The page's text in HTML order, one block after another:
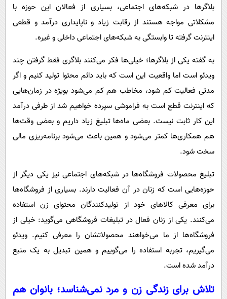
بلاگرها در شبکه‌های اجتماعی، بسیاری از فعالان این حوزه با
مشکلاتی مواجه هستند از رقابت زیاد و ناپایداری درآمد و قطعی
اینترنت گرفته تا وابستگی به شبکه‌های اجتماعی داخلی و غیره.
به گفته یکی از بلاگرها؛ خیلی‌ها فکر می‌کنند بلاگری فقط گرفتن چند
ویدئو است اما واقعیت این است که باید دائم محتوا تولید کنیم و اگر
مدتی فعالیت کم شود، مخاطب هم کم می‌شود بویژه در زمان‌هایی
که اینترنت قطع است به فراموشی سپرده خواهیم شد از طرفی درآمد
این کار ثابت نیست. بعضی ماه‌ها تبلیغ زیاد داریم و بعضی وقت‌ها
هم همکاری‌ها کمتر می‌شود و همین باعث می‌شود برنامه‌ریزی مالی
سخت شود.
تبلیغ محصولات فروشگاه‌ها در شبکه‌های اجتماعی نیز یکی دیگر از
حوزه‌هایی است که زنان در آن فعالیت دارند. بسیاری از فروشگاه‌ها
برای معرفی کالاهای خود از تولیدکنندگان محتوای زن استفاده
می‌کنند. یکی از زنان فعال در تبلیغات فروشگاهی می‌گوید: خیلی از
فروشگاه‌ها از ما می‌خواهند محصولاتشان را معرفی کنیم. ویدئو
می‌گیریم، تجربه استفاده را می‌گوییم و همین تبدیل به یک منبع
درآمد شده است.
تلاش برای زندگی زن و مرد نمی‌شناسد؛ بانوان هم